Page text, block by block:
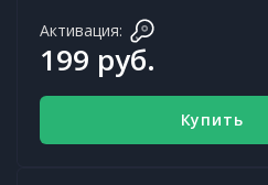
Активация:
199 руб.
Купить